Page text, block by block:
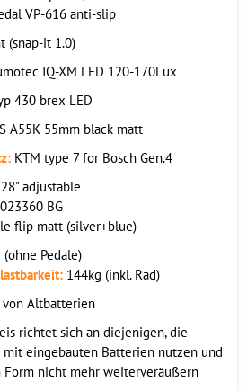
VP-616 anti-slip
(snap-it 1.0)
IQ-XM LED 120-170Lux
430 brex LED
A55K 55mm black matt
KTM type 7 for Bosch Gen.4
adjustable
023360 BG
flip matt (silver+blue)
(ohne Pedale)
144kg (inkl. Rad)
von Altbatterien
richtet sich an diejenigen, die
eingebauten Batterien nutzen und
nicht mehr weiterveräußern